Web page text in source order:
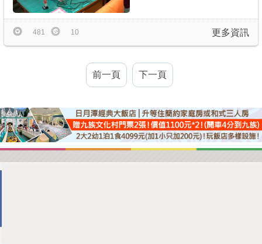
更多資訊
481 10
前一頁 下一頁